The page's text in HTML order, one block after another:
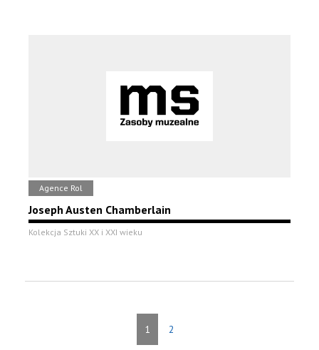
Agence Rol
Joseph Austen Chamberlain
Kolekcja Sztuki XX i XXI wieku
1 2